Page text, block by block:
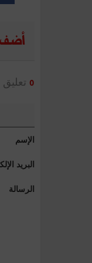
أضف
0 تعليق
الإسم
البريد
الرسالة